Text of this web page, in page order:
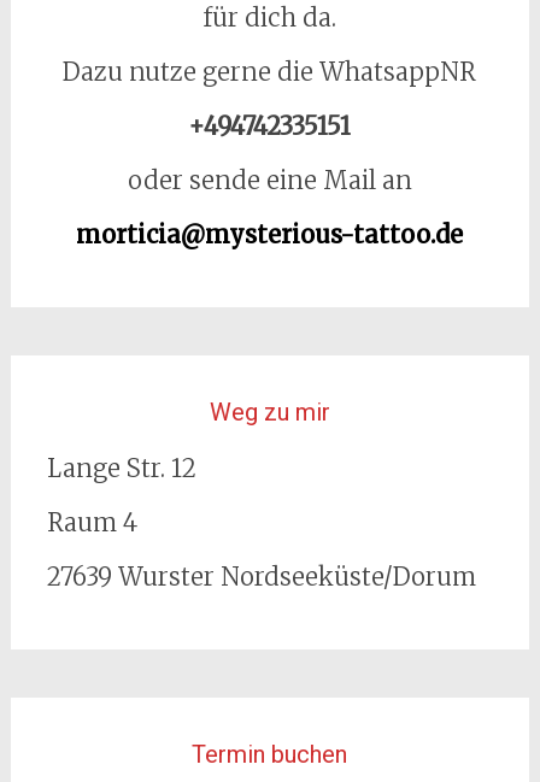
für dich da.
Dazu nutze gerne die WhatsappNR
+494742335151
oder sende eine Mail an
morticia@mysterious-tattoo.de
Weg zu mir
Lange Str. 12
Raum 4
27639 Wurster Nordseeküste/Dorum
Termin buchen